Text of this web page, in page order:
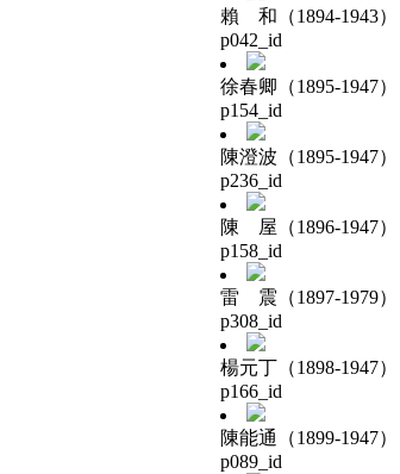
賴 和（1894-1943）
p042_id
徐春卿（1895-1947）
p154_id
陳澄波（1895-1947）
p236_id
陳 屋（1896-1947）
p158_id
雷 震（1897-1979）
p308_id
楊元丁（1898-1947）
p166_id
陳能通（1899-1947）
p089_id